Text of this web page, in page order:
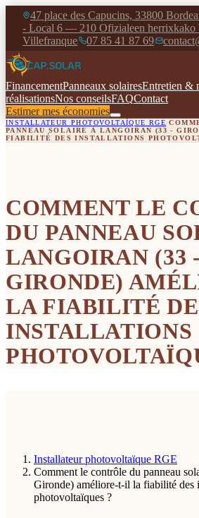
47 place des Capucins, 33800
- Local 6 — 210 Ofizialeen herrixkako
Villefranque
07 85 41 87 69
FinancementPanneaux solairesEntretien &
réalisationsNos conseilsFAQContact
Estimer mes économies
INSTALLATEUR PHOTOVOLTAÏQUE RGE ›
PANNEAU SOLAIRE À LANGOIRAN (33 -
FIABILITÉ DES INSTALLATIONS
COMMENT LE
DU PANNEAU
LANGOIRAN (33 -
GIRONDE)
LA FIABILITÉ
INSTALLATIONS
Installateur photovoltaïque RGE
Comment le contrôle du panneau
Gironde) améliore-t-il la fiabilité des
photovoltaïques ?